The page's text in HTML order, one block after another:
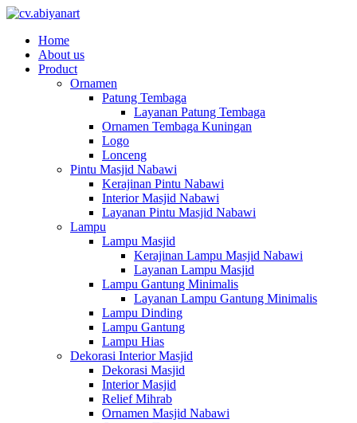
Home
About us
Product
Ornamen
Patung Tembaga
Layanan Patung Tembaga
Ornamen Tembaga Kuningan
Logo
Lonceng
Pintu Masjid Nabawi
Kerajinan Pintu Nabawi
Interior Masjid Nabawi
Layanan Pintu Masjid Nabawi
Lampu
Lampu Masjid
Kerajinan Lampu Masjid Nabawi
Layanan Lampu Masjid
Lampu Gantung Minimalis
Layanan Lampu Gantung Minimalis
Lampu Dinding
Lampu Gantung
Lampu Hias
Dekorasi Interior Masjid
Dekorasi Masjid
Interior Masjid
Relief Mihrab
Ornamen Masjid Nabawi